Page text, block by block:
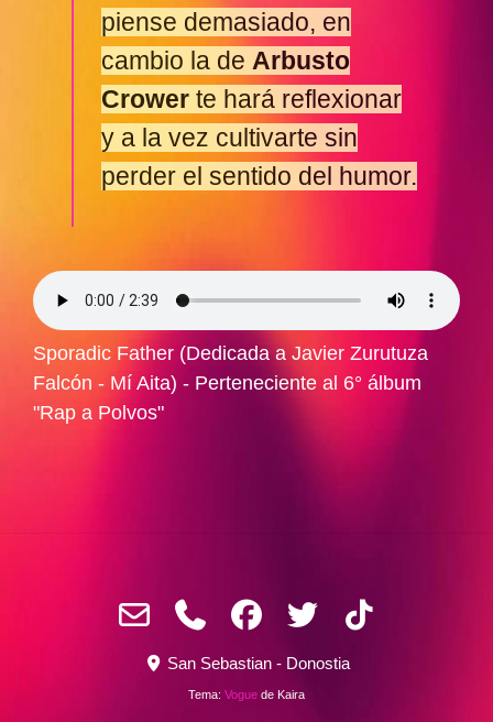
piense demasiado, en
cambio la deArbusto
Crower te hará reflexionar
y a la vez cultivarte sin
perder el sentido del humor.
Sporadic Father (Dedicada a Javier Zurutuza
Falcón - Mí Aita) - Perteneciente al 6° álbum
"Rap a Polvos"
San Sebastian - Donostia
Tema: Vogue de Kaira